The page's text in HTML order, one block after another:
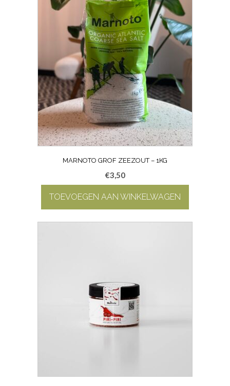
MARNOTO GROF ZEEZOUT – 1KG
€3,50
TOEVOEGEN AAN WINKELWAGEN